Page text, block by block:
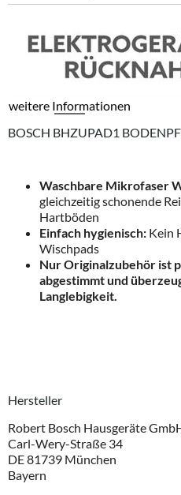
weitere Informationen
BOSCH BHZUPAD1
Waschbare Mikrofaser
gleichzeitig schonende
Hartböden
Einfach hygienisch: Kein
Wischpads
Nur Originalzubehör ist
abgestimmt und
Langlebigkeit.
Hersteller
Robert Bosch Hausgeräte
Carl-Wery-Straße 34
DE 81739 München
Bayern